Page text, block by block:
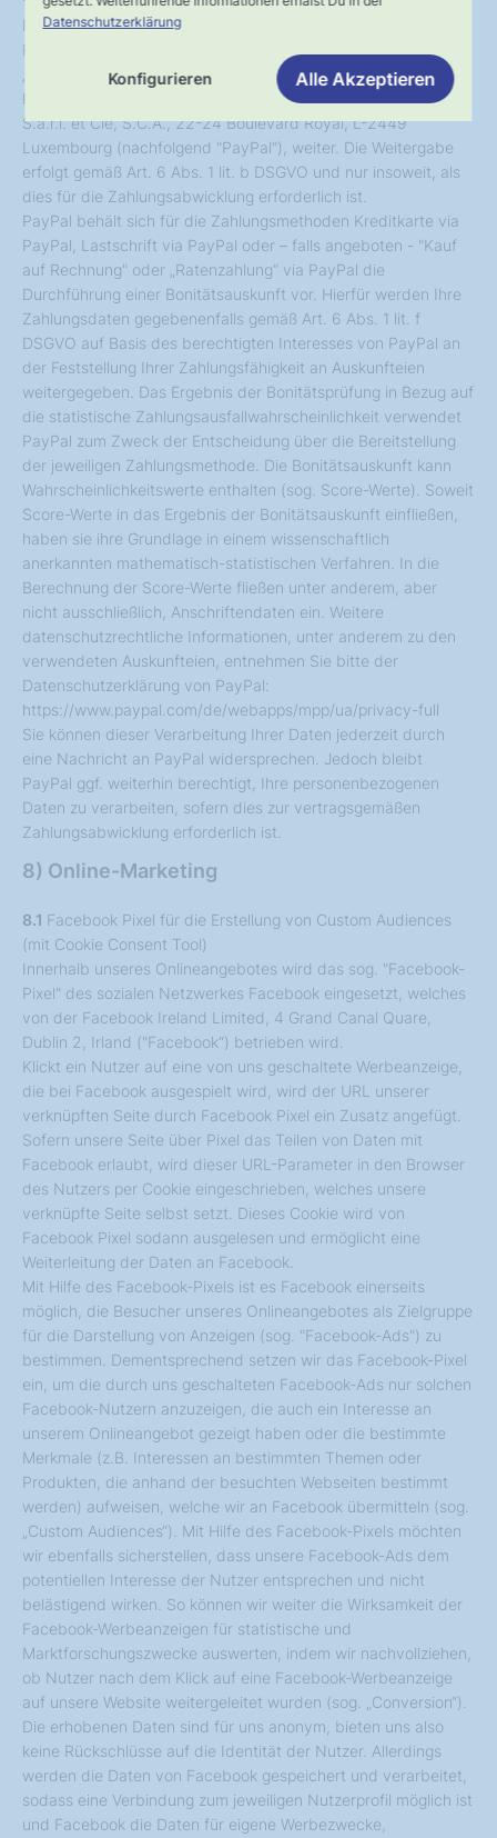
Datenschutzerklärung
Konfigurieren Alle Akzeptieren
Bei Zahlung via PayPal, Kreditkarte via PayPal, Lastschrift via
PayPal oder – falls angeboten - "Kauf auf Rechnung" oder
„Ratenzahlung“ via PayPal geben wir Ihre Zahlungsdaten im
Rahmen der Zahlungsabwicklung an die PayPal (Europe)
S.a.r.l. et Cie, S.C.A., 22-24 Boulevard Royal, L-2449
Luxembourg (nachfolgend "PayPal"), weiter. Die Weitergabe
erfolgt gemäß Art. 6 Abs. 1 lit. b DSGVO und nur insoweit, als
dies für die Zahlungsabwicklung erforderlich ist.
PayPal behält sich für die Zahlungsmethoden Kreditkarte via
PayPal, Lastschrift via PayPal oder – falls angeboten - "Kauf
auf Rechnung" oder „Ratenzahlung“ via PayPal die
Durchführung einer Bonitätsauskunft vor. Hierfür werden Ihre
Zahlungsdaten gegebenenfalls gemäß Art. 6 Abs. 1 lit. f
DSGVO auf Basis des berechtigten Interesses von PayPal an
der Feststellung Ihrer Zahlungsfähigkeit an Auskunfteien
weitergegeben. Das Ergebnis der Bonitätsprüfung in Bezug auf
die statistische Zahlungsausfallwahrscheinlichkeit verwendet
PayPal zum Zweck der Entscheidung über die Bereitstellung
der jeweiligen Zahlungsmethode. Die Bonitätsauskunft kann
Wahrscheinlichkeitswerte enthalten (sog. Score-Werte). Soweit
Score-Werte in das Ergebnis der Bonitätsauskunft einfließen,
haben sie ihre Grundlage in einem wissenschaftlich
anerkannten mathematisch-statistischen Verfahren. In die
Berechnung der Score-Werte fließen unter anderem, aber
nicht ausschließlich, Anschriftendaten ein. Weitere
datenschutzrechtliche Informationen, unter anderem zu den
verwendeten Auskunfteien, entnehmen Sie bitte der
Datenschutzerklärung von PayPal:
https://www.paypal.com/de/webapps/mpp/ua/privacy-full
Sie können dieser Verarbeitung Ihrer Daten jederzeit durch
eine Nachricht an PayPal widersprechen. Jedoch bleibt
PayPal ggf. weiterhin berechtigt, Ihre personenbezogenen
Daten zu verarbeiten, sofern dies zur vertragsgemäßen
Zahlungsabwicklung erforderlich ist.
8) Online-Marketing
8.1 Facebook Pixel für die Erstellung von Custom Audiences
(mit Cookie Consent Tool)
Innerhalb unseres Onlineangebotes wird das sog. "Facebook-
Pixel" des sozialen Netzwerkes Facebook eingesetzt, welches
von der Facebook Ireland Limited, 4 Grand Canal Quare,
Dublin 2, Irland ("Facebook“) betrieben wird.
Klickt ein Nutzer auf eine von uns geschaltete Werbeanzeige,
die bei Facebook ausgespielt wird, wird der URL unserer
verknüpften Seite durch Facebook Pixel ein Zusatz angefügt.
Sofern unsere Seite über Pixel das Teilen von Daten mit
Facebook erlaubt, wird dieser URL-Parameter in den Browser
des Nutzers per Cookie eingeschrieben, welches unsere
verknüpfte Seite selbst setzt. Dieses Cookie wird von
Facebook Pixel sodann ausgelesen und ermöglicht eine
Weiterleitung der Daten an Facebook.
Mit Hilfe des Facebook-Pixels ist es Facebook einerseits
möglich, die Besucher unseres Onlineangebotes als Zielgruppe
für die Darstellung von Anzeigen (sog. "Facebook-Ads") zu
bestimmen. Dementsprechend setzen wir das Facebook-Pixel
ein, um die durch uns geschalteten Facebook-Ads nur solchen
Facebook-Nutzern anzuzeigen, die auch ein Interesse an
unserem Onlineangebot gezeigt haben oder die bestimmte
Merkmale (z.B. Interessen an bestimmten Themen oder
Produkten, die anhand der besuchten Webseiten bestimmt
werden) aufweisen, welche wir an Facebook übermitteln (sog.
„Custom Audiences“). Mit Hilfe des Facebook-Pixels möchten
wir ebenfalls sicherstellen, dass unsere Facebook-Ads dem
potentiellen Interesse der Nutzer entsprechen und nicht
belästigend wirken. So können wir weiter die Wirksamkeit der
Facebook-Werbeanzeigen für statistische und
Marktforschungszwecke auswerten, indem wir nachvollziehen,
ob Nutzer nach dem Klick auf eine Facebook-Werbeanzeige
auf unsere Website weitergeleitet wurden (sog. „Conversion“).
Die erhobenen Daten sind für uns anonym, bieten uns also
keine Rückschlüsse auf die Identität der Nutzer. Allerdings
werden die Daten von Facebook gespeichert und verarbeitet,
sodass eine Verbindung zum jeweiligen Nutzerprofil möglich ist
und Facebook die Daten für eigene Werbezwecke,